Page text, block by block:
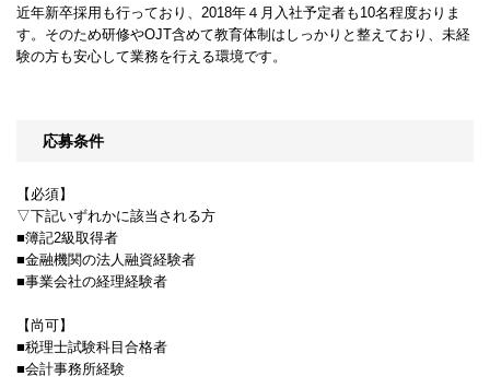
近年新卒採用も行っており、2018年４月入社予定者も10名程度おりま
す。そのため研修やOJT含めて教育体制はしっかりと整えており、未経
験の方も安心して業務を行える環境です。
応募条件
【必須】
▽下記いずれかに該当される方
■簿記2級取得者
■金融機関の法人融資経験者
■事業会社の経理経験者
【尚可】
■税理士試験科目合格者
■会計事務所経験